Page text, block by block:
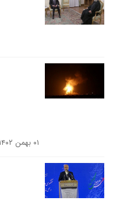
۰۱ بهمن ۱۴۰۲